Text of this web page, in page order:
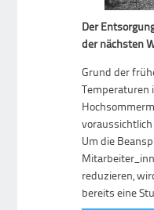
Der
der nächsten
Grund der
Temperaturen
Um die
reduzieren,
bereits eine